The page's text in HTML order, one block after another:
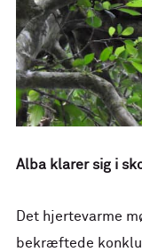
Alba klarer sig i
Det hjertevarme
bekræftede